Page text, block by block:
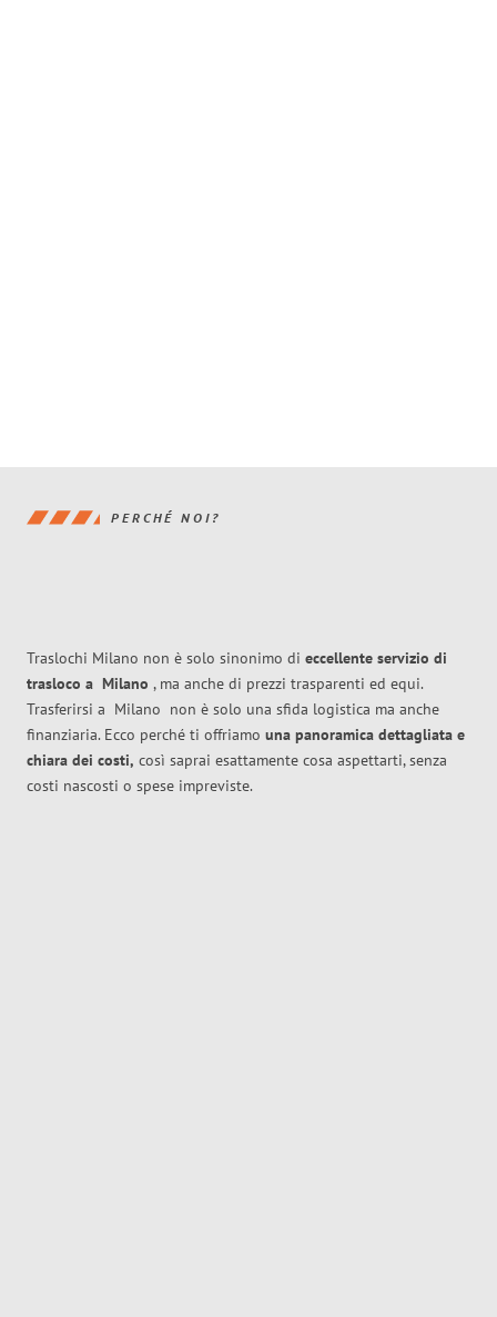
PERCHÉ NOI?
Traslochi Milano non è solo sinonimo di eccellente servizio di
trasloco a Milano , ma anche di prezzi trasparenti ed equi.
Trasferirsi a Milano non è solo una sfida logistica ma anche
finanziaria. Ecco perché ti offriamo una panoramica dettagliata e
chiara dei costi, così saprai esattamente cosa aspettarti, senza
costi nascosti o spese impreviste.